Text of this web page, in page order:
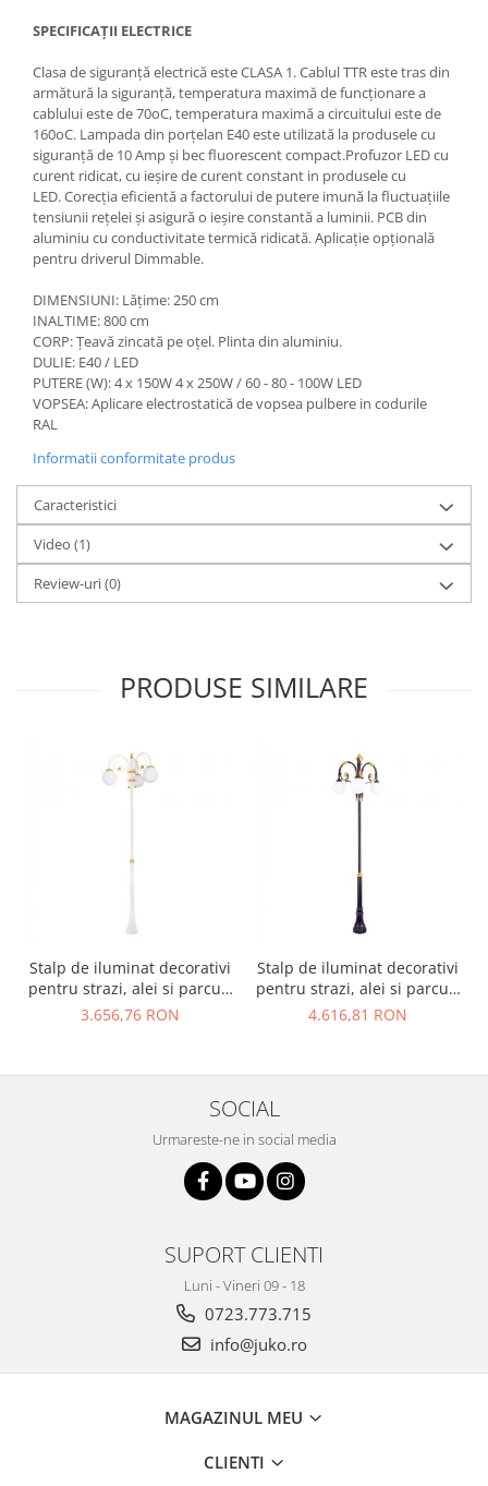
SPECIFICAȚII ELECTRICE
Clasa de siguranță electrică este CLASA 1. Cablul TTR este tras din
armătură la siguranță, temperatura maximă de funcționare a
cablului este de 70oC, temperatura maximă a circuitului este de
160oC. Lampada din porțelan E40 este utilizată la produsele cu
siguranță de 10 Amp și bec fluorescent compact.Profuzor LED cu
curent ridicat, cu ieșire de curent constant in produsele cu
LED. Corecția eficientă a factorului de putere imună la fluctuațiile
tensiunii rețelei și asigură o ieșire constantă a luminii. PCB din
aluminiu cu conductivitate termică ridicată. Aplicație opțională
pentru driverul Dimmable.
DIMENSIUNI: Lățime: 250 cm
INALTIME: 800 cm
CORP: Țeavă zincată pe oțel. Plinta din aluminiu.
DULIE: E40 / LED
PUTERE (W): 4 x 150W 4 x 250W / 60 - 80 - 100W LED
VOPSEA: Aplicare electrostatică de vopsea pulbere in codurile
RAL
Informatii conformitate produs
Caracteristici
Video (1)
Review-uri(0)
PRODUSE SIMILARE
Stalp de iluminat decorativi
pentru strazi, alei si parcuri
- A2002
3.656,76 RON
Stalp de iluminat decorativi
pentru strazi, alei si parcuri
- A2003
4.616,81 RON
SOCIAL
Urmareste-ne in social media
SUPORT CLIENTI
Luni - Vineri 09 - 18
0723.773.715
info@juko.ro
MAGAZINUL MEU
CLIENTI